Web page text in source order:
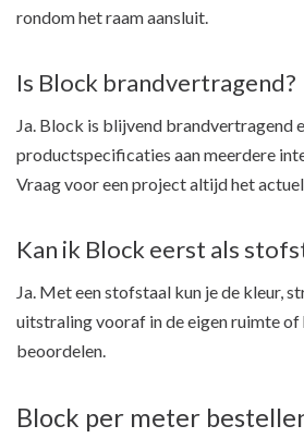
rondom het raam aansluit.
Is Block brandvertragend?
Ja. Block is blijvend brandvertragend
productspecificaties aan meerdere
Vraag voor een project altijd het
Kan ik Block eerst als
Ja. Met een stofstaal kun je de kleur,
uitstraling vooraf in de eigen ruimte
beoordelen.
Block per meter